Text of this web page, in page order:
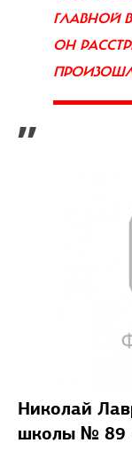
ГЛАВНОЙ
ОН
”
Николай
школы № 89